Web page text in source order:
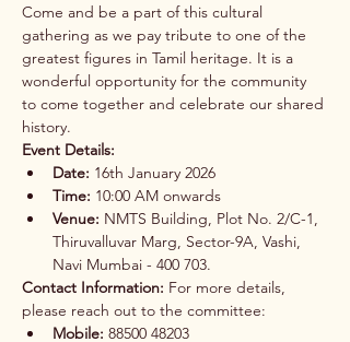
Come and be a part of this cultural
gathering as we pay tribute to one of the
greatest figures in Tamil heritage. It is a
wonderful opportunity for the community
to come together and celebrate our shared
history.
Event Details:
Date: 16th January 2026
Time: 10:00 AM onwards
Venue: NMTS Building, Plot No. 2/C-1,
Thiruvalluvar Marg, Sector-9A, Vashi,
Navi Mumbai - 400 703.
Contact Information: For more details,
please reach out to the committee:
Mobile: 88500 48203